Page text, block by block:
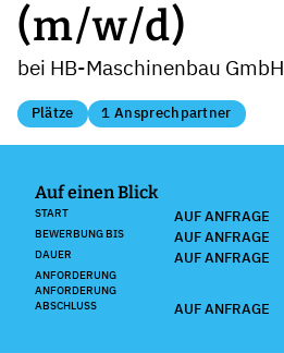
(m/w/d)
bei HB-Maschinenbau GmbH
Plätze 1 Ansprechpartner
Auf einen Blick
START AUF ANFRAGE
BEWERBUNG BIS AUF ANFRAGE
DAUER AUF ANFRAGE
ANFORDERUNG
ANFORDERUNG
ABSCHLUSS
AUF ANFRAGE